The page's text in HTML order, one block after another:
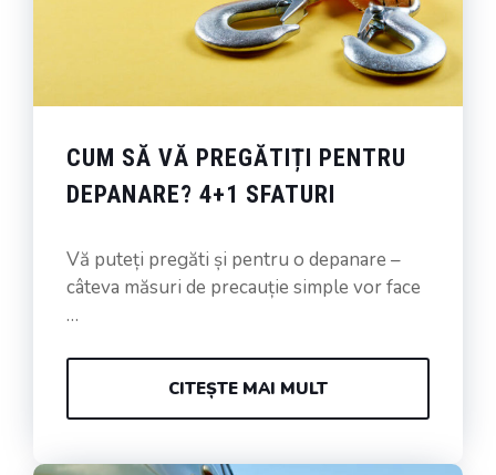
CUM SĂ VĂ PREGĂTIȚI PENTRU
DEPANARE? 4+1 SFATURI
Vă puteți pregăti și pentru o depanare –
câteva măsuri de precauție simple vor face
…
CITEȘTE MAI MULT